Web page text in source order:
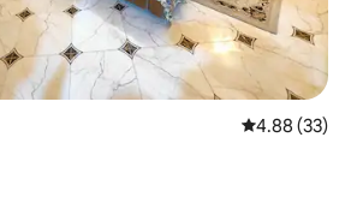
從 33 則評價
4.88 (33)